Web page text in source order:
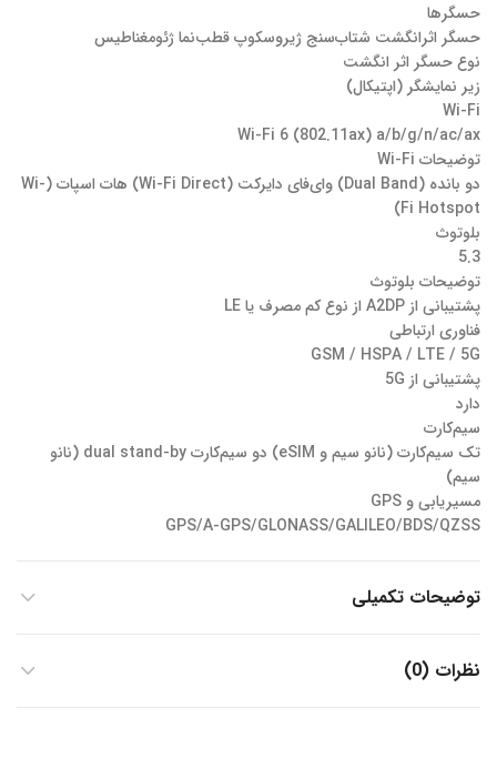
حسگرها
حسگر اثرانگشت شتاب‌سنج ژیروسکوپ قطب‌نما ژئومغناطیس
نوع حسگر اثر انگشت
زیر نمایشگر (اپتیکال)
Wi-Fi
Wi-Fi 6 (802.11ax) a/b/g/n/ac/ax
توضیحات Wi-Fi
دو بانده (Dual Band) وای‌فای دایرکت (Wi-Fi Direct) هات اسپات (Wi-
Fi Hotspot)
بلوتوث
5.3
توضیحات بلوتوث
پشتیبانی از A2DP از نوع کم مصرف یا LE
فناوری‌ ارتباطی
GSM / HSPA / LTE / 5G
پشتیبانی از 5G
دارد
سیم‌کارت
تک سیم‌کارت (نانو سیم و eSIM) دو سیم‌کارت dual stand-by (نانو
سیم)
مسیریابی و GPS
GPS/A-GPS/GLONASS/GALILEO/BDS/QZSS
توضیحات تکمیلی
نظرات (0)